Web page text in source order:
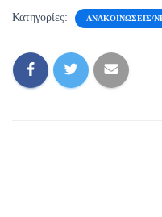
Κατηγορίες: ΑΝΑΚΟΙΝΏΣΕΙΣ/